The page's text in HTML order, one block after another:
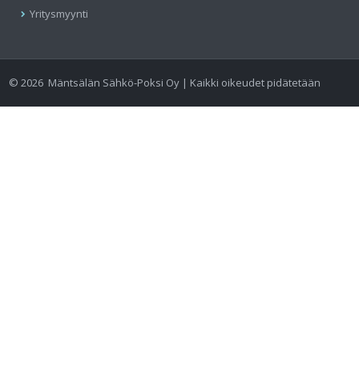
Yritysmyynti
©2026 Mäntsälän Sähkö-Poksi Oy | Kaikki oikeudet pidätetään